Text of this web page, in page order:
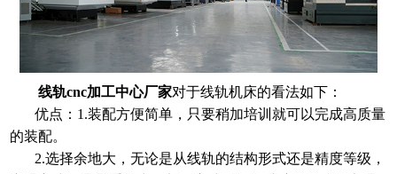
线轨cnc加工中心厂家对于线轨机床的看法如下：
优点： 1.装配方便简单，只要稍加培训就可以完成高质量
的装配。
2.选择余地大，无论是从线轨的结构形式还是精度等级，